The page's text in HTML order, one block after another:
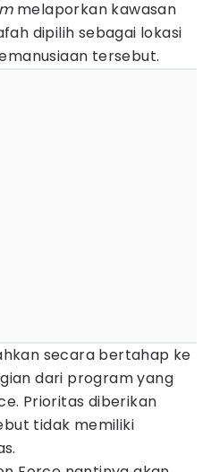
melaporkan kawasan
dipilih sebagai lokasi
tersebut.
secara bertahap ke
dari program yang
Prioritas diberikan
tidak memiliki